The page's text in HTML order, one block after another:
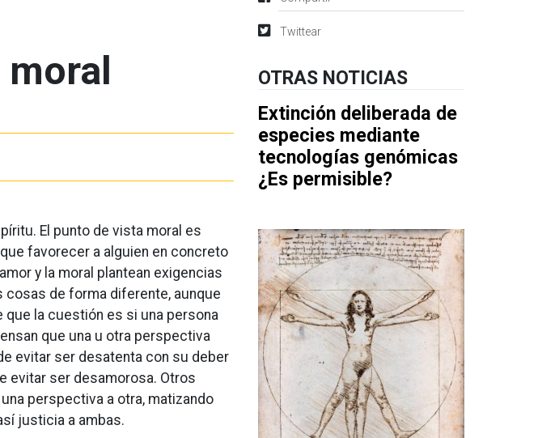
El punto de vista moral es
favorecer a alguien en concreto
y la moral plantean exigencias
de forma diferente, aunque
la cuestión es si una persona
que una u otra perspectiva
evitar ser desatenta con su deber
evitar ser desamorosa. Otros
perspectiva a otra, matizando
justicia a ambas.
Twittear
OTRAS NOTICIAS
Extinción deliberada de
especies mediante
tecnologías genómicas
¿Es permisible?